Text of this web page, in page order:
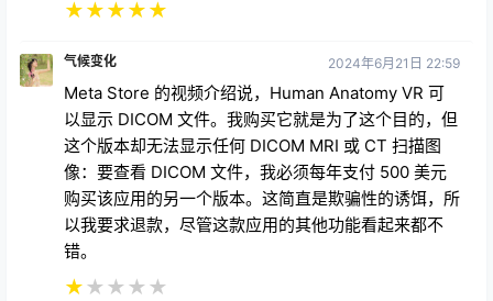
★★★★★
气候变化 2024年6月21日 22:59
Meta Store 的视频介绍说，Human Anatomy VR 可
以显示 DICOM 文件。我购买它就是为了这个目的，但
这个版本却无法显示任何 DICOM MRI 或 CT 扫描图
像：要查看 DICOM 文件，我必须每年支付 500 美元
购买该应用的另一个版本。这简直是欺骗性的诱饵，所
以我要求退款，尽管这款应用的其他功能看起来都不
错。
★★ ★ ★ ★